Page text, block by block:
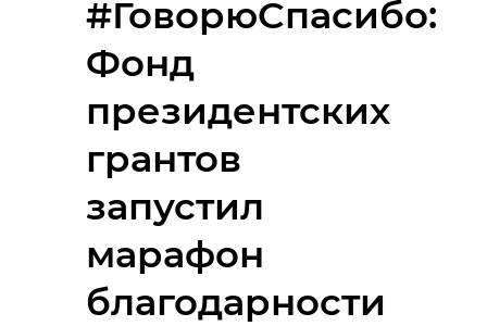
#ГоворюСпасибо:
Фонд
президентских
грантов
запустил
марафон
благодарности